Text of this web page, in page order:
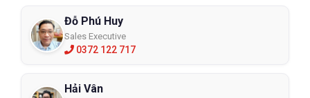
Ứng dụng
phát hiện và cảnh báo cho người sử dụng về sự xuất
Đỗ Phú Huy
Sales Executive
0372 122 717
Hải Vân